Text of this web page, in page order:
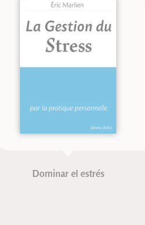
Dominar el estrés